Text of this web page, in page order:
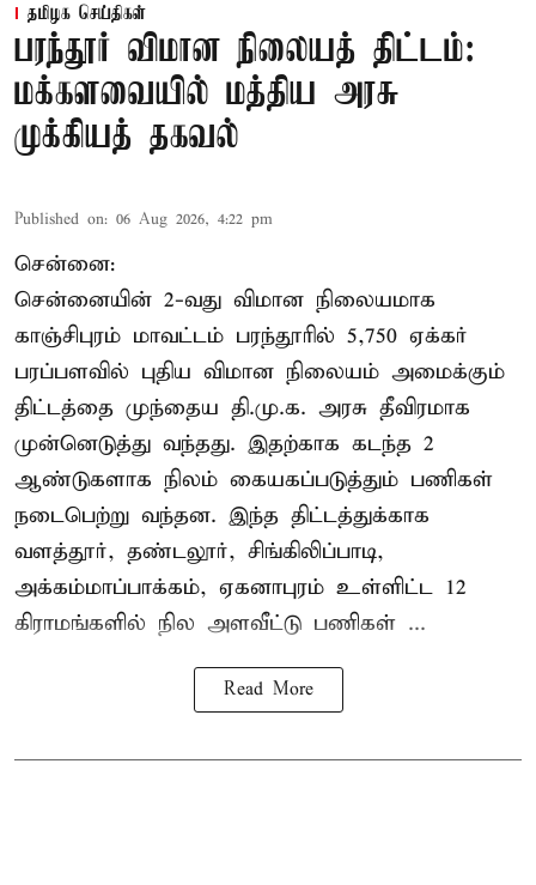
தமிழக செய்திகள்
பரந்தூர் விமான நிலையத் திட்டம்:
மக்களவையில் மத்திய அரசு
முக்கியத் தகவல்
Published on: 06 Aug 2026, 4:22 pm
சென்னை:
சென்னையின் 2-வது விமான நிலையமாக
காஞ்சிபுரம் மாவட்டம் பரந்தூரில் 5,750 ஏக்கர்
பரப்பளவில் புதிய விமான நிலையம் அமைக்கும்
திட்டத்தை முந்தைய தி.மு.க. அரசு தீவிரமாக
முன்னெடுத்து வந்தது. இதற்காக கடந்த 2
ஆண்டுகளாக நிலம் கையகப்படுத்தும் பணிகள்
நடைபெற்று வந்தன. இந்த திட்டத்துக்காக
வளத்தூர், தண்டலூர், சிங்கிலிப்பாடி,
அக்கம்மாப்பாக்கம், ஏகனாபுரம் உள்ளிட்ட 12
கிராமங்களில் நில அளவீட்டு பணிகள் ...
Read More